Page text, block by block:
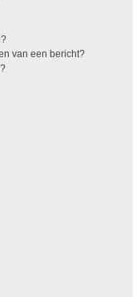
van een bericht?